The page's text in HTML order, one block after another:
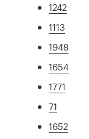
1242
1113
1948
1654
1771
71
1652